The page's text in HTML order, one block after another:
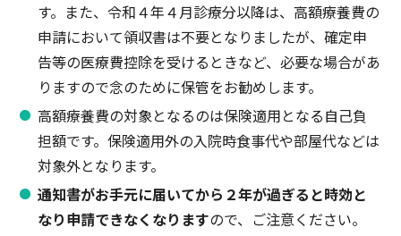
す。また、令和４年４月診療分以降は、高額療養費の
申請において領収書は不要となりましたが、確定申
告等の医療費控除を受けるときなど、必要な場合があ
りますので念のために保管をお勧めします。
高額療養費の対象となるのは保険適用となる自己負
担額です。保険適用外の入院時食事代や部屋代などは
対象外となります。
通知書がお手元に届いてから２年が過ぎると時効と
なり申請できなくなりますので、ご注意ください。